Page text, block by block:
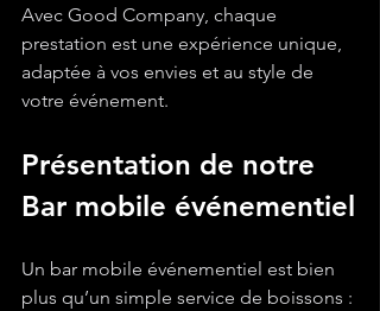
Avec Good Company, chaque
prestation est une expérience unique,
adaptée à vos envies et au style de
votre événement.
Présentation de notre
Bar mobile événementiel
Un bar mobile événementiel est bien
plus qu’un simple service de boissons :